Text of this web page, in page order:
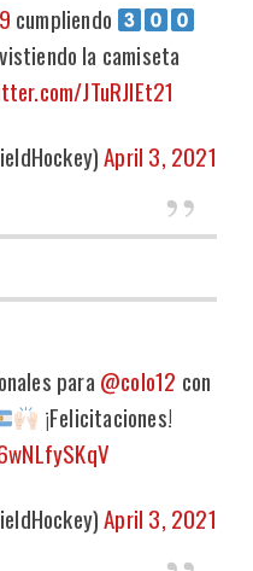
cumpliendo
la camiseta
JTuRJlEt21
April 3, 2021
para @colo12 con
¡Felicitaciones!
April 3, 2021